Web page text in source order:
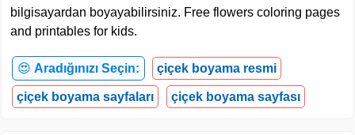
bilgisayardan boyayabilirsiniz. Free flowers coloring pages
and printables for kids.
😍 Aradığınızı Seçin: çiçek boyama resmi
çiçek boyama sayfaları çiçek boyama sayfası